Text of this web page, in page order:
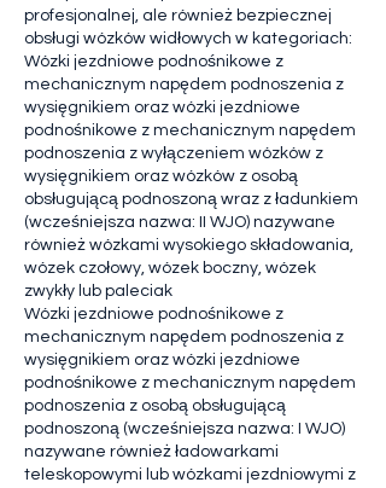
profesjonalnej, ale również bezpiecznej
obsługi wózków widłowych w kategoriach:
Wózki jezdniowe podnośnikowe z
mechanicznym napędem podnoszenia z
wysięgnikiem oraz wózki jezdniowe
podnośnikowe z mechanicznym napędem
podnoszenia z wyłączeniem wózków z
wysięgnikiem oraz wózków z osobą
obsługującą podnoszoną wraz z ładunkiem
(wcześniejsza nazwa: II WJO) nazywane
również wózkami wysokiego składowania,
wózek czołowy, wózek boczny, wózek
zwykły lub paleciak
Wózki jezdniowe podnośnikowe z
mechanicznym napędem podnoszenia z
wysięgnikiem oraz wózki jezdniowe
podnośnikowe z mechanicznym napędem
podnoszenia z osobą obsługującą
podnoszoną (wcześniejsza nazwa: I WJO)
nazywane również ładowarkami
teleskopowymi lub wózkami jezdniowymi z